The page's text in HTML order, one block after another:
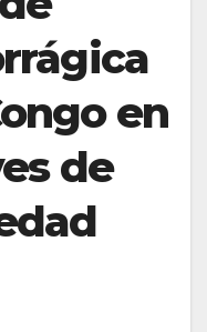
en
de